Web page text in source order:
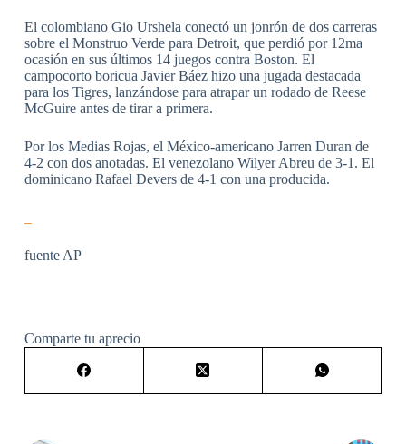
El colombiano Gio Urshela conectó un jonrón de dos carreras
sobre el Monstruo Verde para Detroit, que perdió por 12ma
ocasión en sus últimos 14 juegos contra Boston. El
campocorto boricua Javier Báez hizo una jugada destacada
para los Tigres, lanzándose para atrapar un rodado de Reese
McGuire antes de tirar a primera.
Por los Medias Rojas, el México-americano Jarren Duran de
4-2 con dos anotadas. El venezolano Wilyer Abreu de 3-1. El
dominicano Rafael Devers de 4-1 con una producida.
fuente AP
Comparte tu aprecio